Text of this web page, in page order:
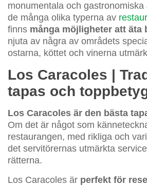
monumentala och gastronomiska
de många olika typerna av
finns många möjligheter att äta
njuta av några av områdets
ostarna, köttet och vinerna
Los Caracoles |
tapas och
Los Caracoles är den bästa
Om det är något som
restaurangen, med rikliga och
det servitörernas utmärkta
rätterna.
Los Caracoles är perfekt för